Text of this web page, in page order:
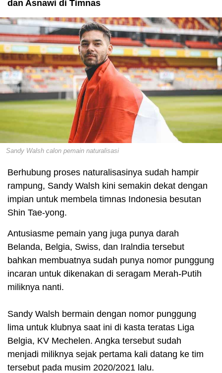
dan Asnawi di Timnas
Sandy Walsh calon pemain naturalisasi
Berhubung proses naturalisasinya sudah hampir
rampung, Sandy Walsh kini semakin dekat dengan
impian untuk membela timnas Indonesia besutan
Shin Tae-yong.
Antusiasme pemain yang juga punya darah
Belanda, Belgia, Swiss, dan Iralndia tersebut
bahkan membuatnya sudah punya nomor punggung
incaran untuk dikenakan di seragam Merah-Putih
miliknya nanti.
Sandy Walsh bermain dengan nomor punggung
lima untuk klubnya saat ini di kasta teratas Liga
Belgia, KV Mechelen. Angka tersebut sudah
menjadi miliknya sejak pertama kali datang ke tim
tersebut pada musim 2020/2021 lalu.